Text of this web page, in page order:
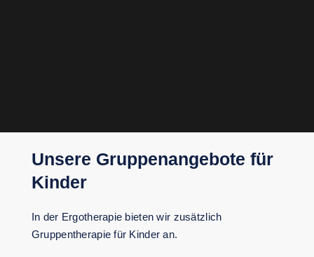
Unsere Gruppenangebote für
Kinder
In der Ergotherapie bieten wir zusätzlich
Gruppentherapie für Kinder an.